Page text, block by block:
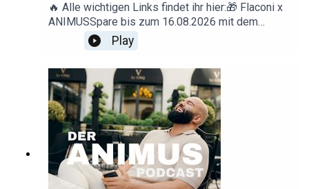
🔥 Alle wichtigen Links findet ihr hier:🎁 Flaconi x
ANIMUSSpare bis zum 16.08.2026 mit dem
Code ANIMUS 15 € ab 89 € Mindestbestellwert.
🇩🇪 Deutschland: www.flaconi.de🇦🇹
Österreich: www.flaconi.at🇨🇭
Schweiz: www.flaconi.ch* Ausgeschlossene
Marken und Produkte sind auf der jeweiligen
Flaconi-Website
einsehbar.▶️ YouTube: https://www.youtube.com/
@animus_offiziell
📸 Instagram: https://www.instagram.com/animus
📩 Business-
Anfragen: deranimuspodcast@gmail.com
Play